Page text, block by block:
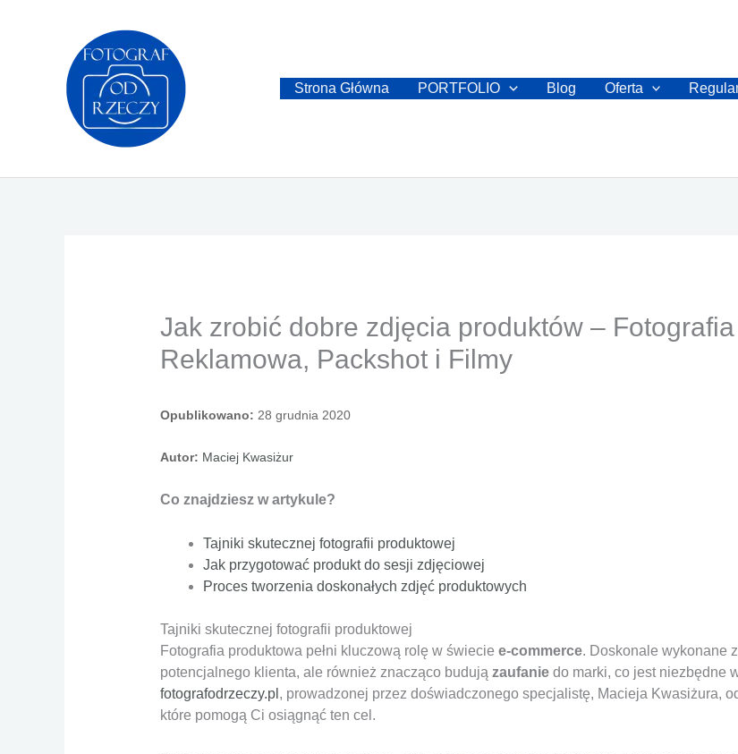
Strona Główna PORTFOLIO Blog Oferta
Jak zrobić dobre zdjęcia produktów –
Reklamowa, Packshot i Filmy
Opublikowano: 28 grudnia 2020
Autor: Maciej Kwasiżur
Co znajdziesz w artykule?
Tajniki skutecznej fotografii produktowej
Jak przygotować produkt do sesji zdjęciowej
Proces tworzenia doskonałych zdjęć produktowych
Tajniki skutecznej fotografii produktowej
Fotografia produktowa pełni kluczową rolę w świecie e-commerce. Doskonale wykonane
potencjalnego klienta, ale również znacząco budują zaufaniedo marki, co jest niezbędne
fotografodrzeczy.pl , prowadzonej przez doświadczonego specjalistę, Macieja Kwasiżura,
które pomogą Ci osiągnąć ten cel.